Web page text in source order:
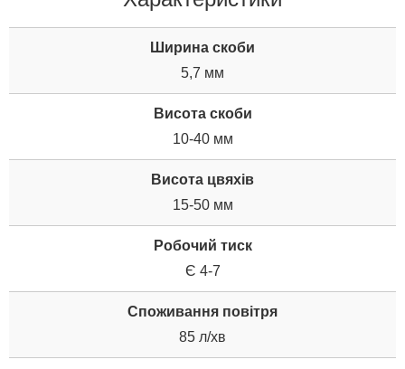
Ширина скоби
5,7 мм
Висота скоби
10-40 мм
Висота цвяхів
15-50 мм
Робочий тиск
Є 4-7
Споживання повітря
85 л/хв